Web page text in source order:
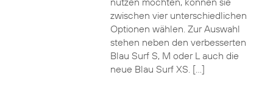
zwischen vier unterschiedlichen
Optionen wählen. Zur Auswahl
stehen neben den verbesserten
Blau Surf S, M oder L auch die
neue Blau Surf XS. […]